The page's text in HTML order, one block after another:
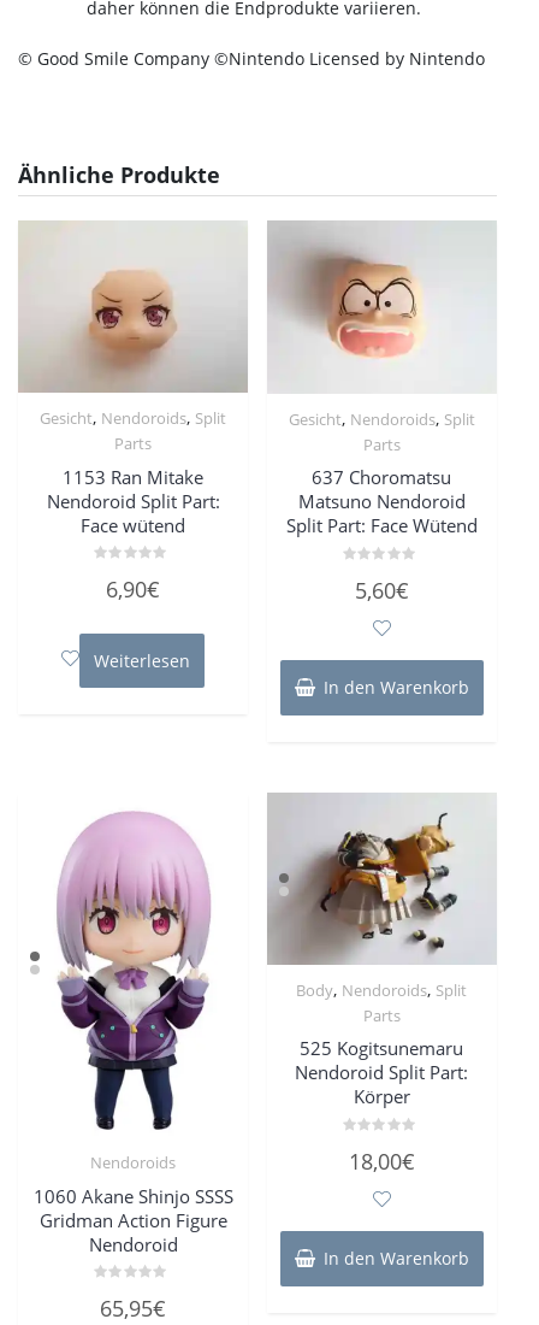
daher können die Endprodukte variieren.
© Good Smile Company ©Nintendo Licensed by Nintendo
Ähnliche Produkte
Gesicht, Nendoroids, Split
Parts
1153 Ran Mitake
Nendoroid Split Part:
Face wütend
mit
5
6,90€
Weiterlesen
Gesicht, Nendoroids, Split
Parts
637 Choromatsu
Matsuno Nendoroid
Split Part: Face Wütend
mit5,60€
In den Warenkorb
Nendoroids
1060 Akane Shinjo SSSS
Gridman Action Figure
Nendoroid
mit
65,95€
Body, Nendoroids, Split
Parts
525 Kogitsunemaru
Nendoroid Split Part:
Körper
mit
18,00€
In den Warenkorb